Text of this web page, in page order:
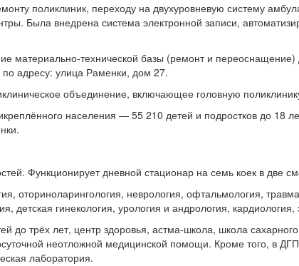
поликлиник, переходу на двухуровневую систему
Была внедрена система электронной записи,
материально-технической базы (ремонт и переоснащение)
адресу: улица Раменки, дом 27.
объединение, включающее головную
населения — 55 210 детей и подростков до 18
Функционирует дневной стационар на семь коек в две
неврология, офтальмология,
детская гинекология, урология и андрология,
до трёх лет, центр здоровья, астма-школа, школа
неотложной медицинской помощи. Кроме того, в
лаборатория.